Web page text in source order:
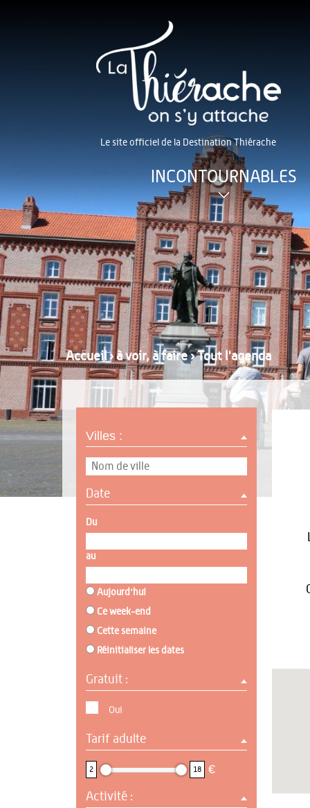
Le site officiel de la Destination Thiérache
INCONTOURNABLES
Accueil›à voir, à faire›Tout l'agenda
Villes :
Date
Du
au
Aujourd'hui
Ce week-end
Cette semaine
Réinitialiser les dates
Gratuit :
Oui
Tarif adulte
2 18 €
Activité :